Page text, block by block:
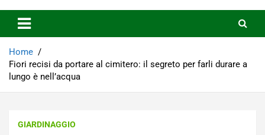
Ecoo.it
Home
Fiori recisi da portare al cimitero: il segreto per farli durare a
lungo è nell’acqua
GIARDINAGGIO